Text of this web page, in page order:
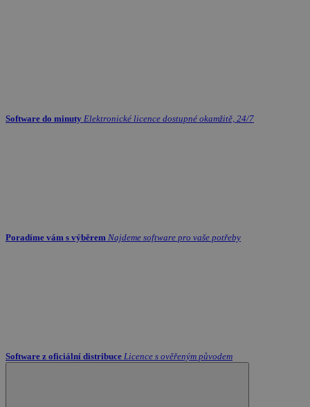
Software do minuty Elektronické licence dostupné okamžitě, 24/7
Poradíme vám s výběrem Najdeme software pro vaše potřeby
Software z oficiální distribuce Licence s ověřeným původem